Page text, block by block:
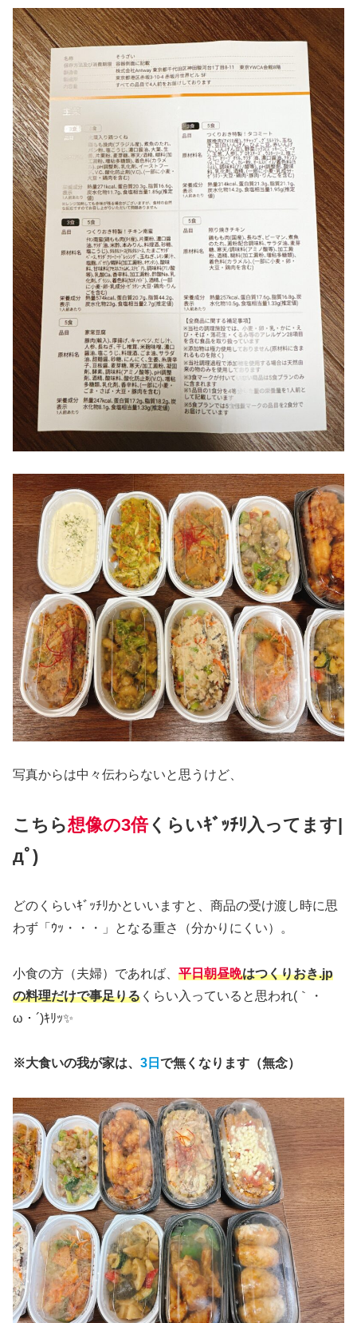
写真からは中々伝わらないと思うけど、
こちら想像の3倍くらいｷﾞｯﾁﾘ入ってます|
дﾟ)
どのくらいｷﾞｯﾁﾘかといいますと、商品の受け渡し時に思
わず「ｳｯ・・・」となる重さ（分かりにくい）。
小食の方（夫婦）であれば、 平日朝昼晩はつくりおき.jp
の料理だけで事足りる くらい入っていると思われ(｀・
ω・´)ｷﾘｯ✨
※大食いの我が家は、 3日 で無くなります（無念）